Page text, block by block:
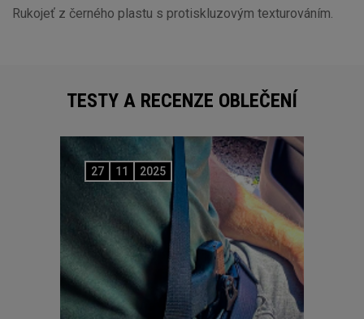
Rukojeť z černého plastu s protiskluzovým texturováním.
TESTY A RECENZE OBLEČENÍ
27 11 2025